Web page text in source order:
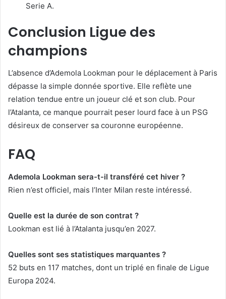
Serie A.
Conclusion Ligue des
champions
L’absence d’Ademola Lookman pour le déplacement à Paris
dépasse la simple donnée sportive. Elle reflète une
relation tendue entre un joueur clé et son club. Pour
l’Atalanta, ce manque pourrait peser lourd face à un PSG
désireux de conserver sa couronne européenne.
FAQ
Ademola Lookman sera-t-il transféré cet hiver ?
Rien n’est officiel, mais l’Inter Milan reste intéressé.
Quelle est la durée de son contrat ?
Lookman est lié à l’Atalanta jusqu’en 2027.
Quelles sont ses statistiques marquantes ?
52 buts en 117 matches, dont un triplé en finale de Ligue
Europa 2024.